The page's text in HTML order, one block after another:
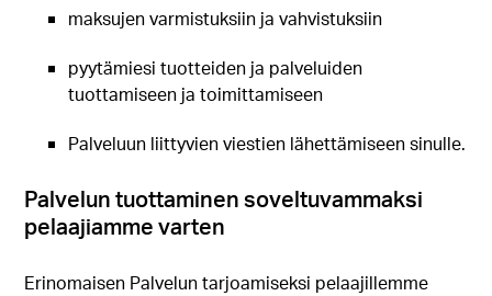
maksujen varmistuksiin ja vahvistuksiin
pyytämiesi tuotteiden ja palveluiden
tuottamiseen ja toimittamiseen
Palveluun liittyvien viestien lähettämiseen sinulle.
Palvelun tuottaminen soveltuvammaksi
pelaajiamme varten
Erinomaisen Palvelun tarjoamiseksi pelaajillemme